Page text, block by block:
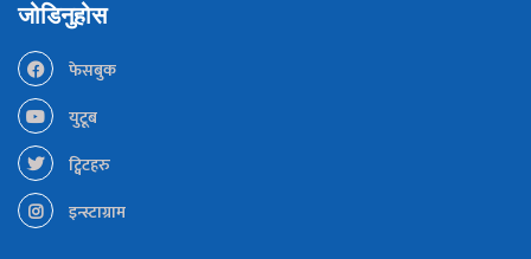
जोडिनुहोस
फेसबुक
युटूब
ट्विटहरु
इन्स्टाग्राम